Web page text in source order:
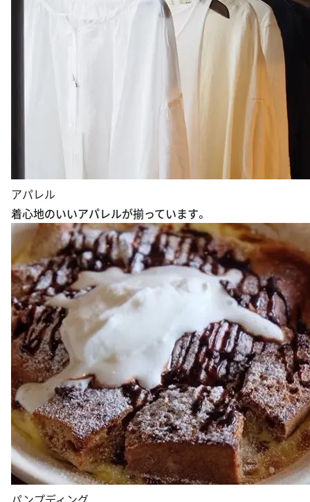
アパレル
着心地のいいアパレルが揃っています。